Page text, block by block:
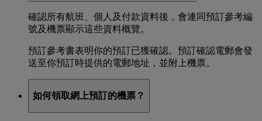
確認所有航班、個人及付款資料後，會連同預訂參考編
號及機票顯示這些資料概覽。
預訂參考書表明你的預訂已獲確認。預訂確認電郵會發
送至你預訂時提供的電郵地址，並附上機票。
如何領取網上預訂的機票？